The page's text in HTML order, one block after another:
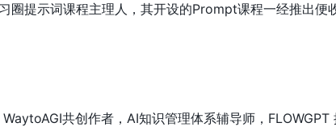
圈提示词课程主理人，其开设的Prompt课程一经推出便
共创作者，AI知识管理体系辅导师，FLOWGPT